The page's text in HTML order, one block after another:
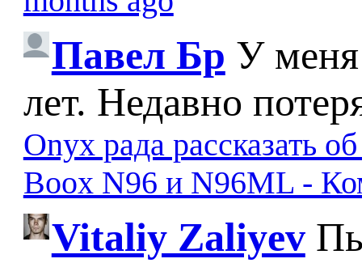
Павел Бр У меня
лет. Недавно
Onyx рада рассказать
Boox N96 и N96ML -
Vitaliy Zaliyev